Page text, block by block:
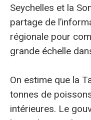
Seychelles et la
partage de
régionale pour
grande échelle
On estime que la
tonnes de
intérieures. Le